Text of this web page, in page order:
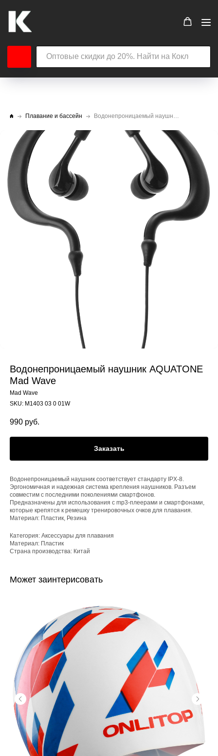
Плавание и бассейн
Водонепроницаемый наушник AQUATONE
Mad Wave
Mad Wave
SKU: M1403 03 0 01W
990 руб.
Заказать
Водонепроницаемый наушник соответствует стандарту IPX-8.
Эргономичная и надежная система крепления наушников. Разъем
совместим с последними поколениями смартфонов.
Предназначены для использования с mp3-плеерами и смартфонами,
которые крепятся к ремешку тренировочных очков для плавания.
Материал: Пластик, Резина
Категория: Аксессуары для плавания
Материал: Пластик
Страна производства: Китай
Может заинтерисовать